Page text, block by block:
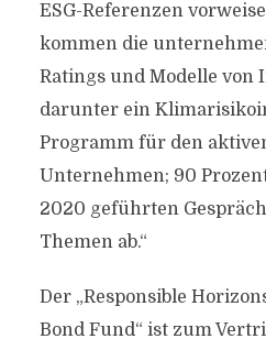
ESG-Referenzen
kommen die
Ratings und Modelle von
darunter ein
Programm für den
Unternehmen; 90
2020 geführten
Themen ab.“
Der „Responsible
Bond Fund“ ist zum